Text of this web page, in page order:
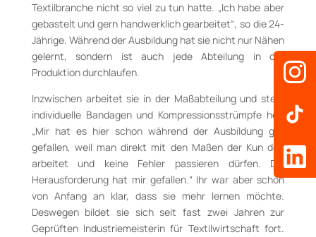
Textilbranche nicht so viel zu tun hatte. „Ich habe aber
gebastelt und gern handwerklich gearbeitet“, so die 24-
Jährige. Während der Ausbildung hat sie nicht nur Nähen
gelernt, sondern ist auch jede Abteilung in der
Produktion durchlaufen.
Inzwischen arbeitet sie in der Maßabteilung und stellt
individuelle Bandagen und Kompressionsstrümpfe her:
„Mir hat es hier schon während der Ausbildung gut
gefallen, weil man direkt mit den Maßen der Kun den
arbeitet und keine Fehler passieren dürfen. Die
Herausforderung hat mir gefallen.“ Ihr war aber schon
von Anfang an klar, dass sie mehr lernen möchte.
Deswegen bildet sie sich seit fast zwei Jahren zur
Geprüften Industriemeisterin für Textilwirtschaft fort.